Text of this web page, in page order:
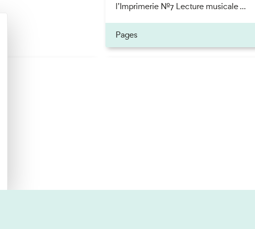
l’Imprimerie n°7 Lecture musicale ...
Pages
Hide cookie banner